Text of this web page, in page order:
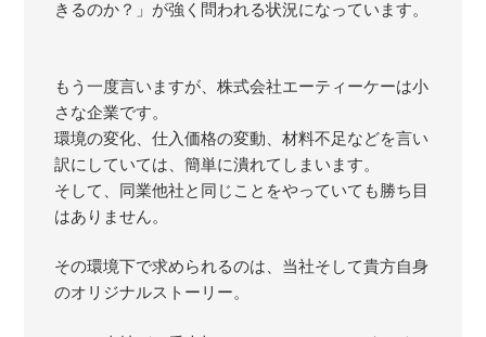
きるのか？」が強く問われる状況になっています。
もう一度言いますが、株式会社エーティーケーは小
さな企業です。
環境の変化、仕入価格の変動、材料不足などを言い
訳にしていては、簡単に潰れてしまいます。
そして、同業他社と同じことをやっていても勝ち目
はありません。
その環境下で求められるのは、当社そして貴方自身
のオリジナルストーリー。